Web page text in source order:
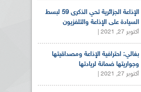
الإذاعة الجزائرية تحي الذكرى 59 لبسط
السيادة على الإذاعة والتلفزيون
أكتوبر 27, 2021 |
بغالي: احترافية الإذاعة ومصداقيتها
وجواريتها ضمانة لريادتها
أكتوبر 27, 2021 |